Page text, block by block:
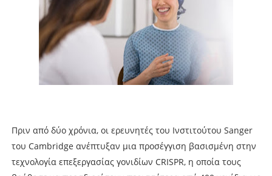
Πριν από δύο χρόνια, οι ερευνητές του Ινστιτούτου Sanger
του Cambridge ανέπτυξαν μια προσέγγιση βασισμένη στην
τεχνολογία επεξεργασίας γονιδίων CRISPR, η οποία τους